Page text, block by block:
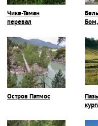
Чике-Таман
перевал
Остров Патмос